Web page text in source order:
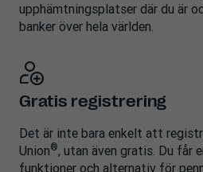
upphämtningsplatser där du är
banker över hela världen.
Gratis registrering
Det är inte bara enkelt att
Union®, utan även gratis. Du får
funktioner och alternativ för